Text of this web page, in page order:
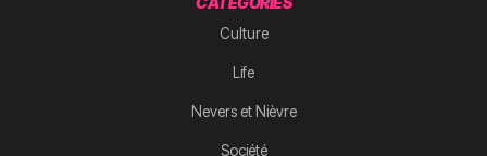
Culture
Life
Nevers et Nièvre
Société